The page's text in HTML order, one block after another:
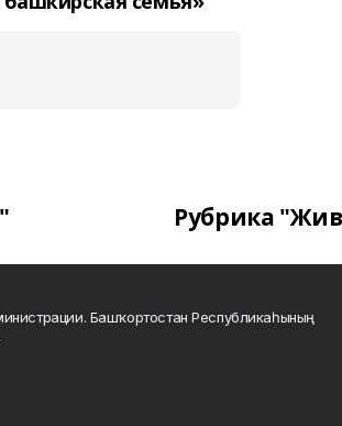
Рубрика
Башҡортостан Республикаһының